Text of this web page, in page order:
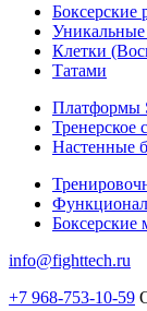
Боксерские
Клетки
Татами
Платформы
Тренерское
Настенные
Боксерские
info@fighttech.ru
+7 968-753-10-59